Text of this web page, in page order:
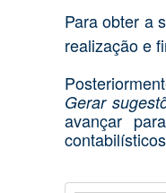
Para obter a
realização e
Gerar
avançar